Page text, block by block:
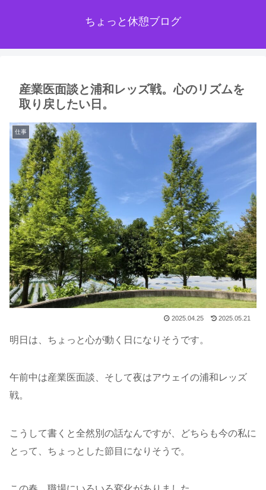
ちょっと休憩ブログ
産業医面談と浦和レッズ戦。心のリズムを
取り戻したい日。
仕事
2025.04.25 2025.05.21
明日は、ちょっと心が動く日になりそうです。
午前中は産業医面談、そして夜はアウェイの浦和レッズ
戦。
こうして書くと全然別の話なんですが、どちらも今の私に
とって、ちょっとした節目になりそうで。